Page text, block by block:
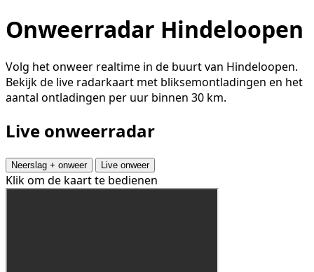
Onweerradar Hindeloopen
Volg het onweer realtime in de buurt van Hindeloopen.
Bekijk de live radarkaart met bliksemontladingen en het
aantal ontladingen per uur binnen 30 km.
Live onweerradar
Neerslag + onweer Live onweer
Klik om de kaart te bedienen